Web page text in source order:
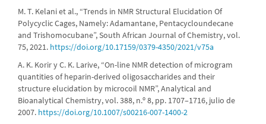
M. T. Kelani et al., “Trends in NMR Structural Elucidation Of
Polycyclic Cages, Namely: Adamantane, Pentacycloundecane
and Trishomocubane”, South African Journal of Chemistry, vol.
75, 2021. https://doi.org/10.17159/0379-4350/2021/v75a
A. K. Korir y C. K. Larive, “On-line NMR detection of microgram
quantities of heparin-derived oligosaccharides and their
structure elucidation by microcoil NMR”, Analytical and
Bioanalytical Chemistry, vol. 388, n.º 8, pp. 1707–1716, julio de
2007. https://doi.org/10.1007/s00216-007-1400-2